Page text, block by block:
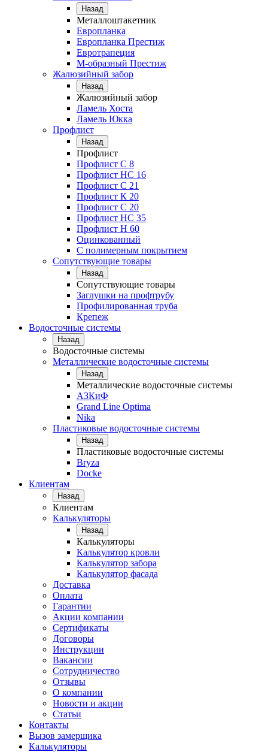
Назад
Металлоштакетник
Европланка
Европланка Престиж
Евротрапеция
М-образный Престиж
Жалюзийный забор
Назад
Жалюзийный забор
Ламель Хоста
Ламель Юкка
Профлист
Назад
Профлист
Профлист С 8
Профлист НС 16
Профлист C 21
Профлист К 20
Профлист С 20
Профлист НС 35
Профлист Н 60
Оцинкованный
С полимерным покрытием
Сопутствующие товары
Назад
Сопутствующие товары
Заглушки на профтрубу
Профилированная труба
Крепеж
Водосточные системы
Назад
Водосточные системы
Металлические водосточные системы
Назад
Металлические водосточные системы
АЗКиФ
Grand Line Optima
Nika
Пластиковые водосточные системы
Назад
Пластиковые водосточные системы
Bryza
Docke
Клиентам
Назад
Клиентам
Калькуляторы
Назад
Калькуляторы
Калькулятор кровли
Калькулятор забора
Калькулятор фасада
Доставка
Оплата
Гарантии
Акции компании
Сертификаты
Договоры
Инструкции
Вакансии
Сотрудничество
Отзывы
О компании
Новости и акции
Статьи
Контакты
Вызов замерщика
Калькуляторы